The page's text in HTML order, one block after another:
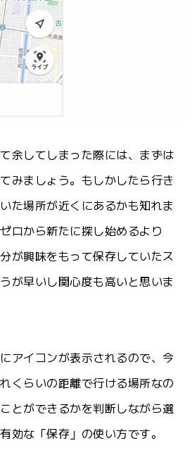
余してしまった際には、まずは
みましょう。もしかしたら行き
た場所が近くにあるかも知れま
ロから新たに探し始めるより
が興味をもって保存していたス
が早いし関心度も高いと思いま
アイコンが表示されるので、今
くらいの距離で行ける場所なの
とができるかを判断しながら選
効な「保存」の使い方です。